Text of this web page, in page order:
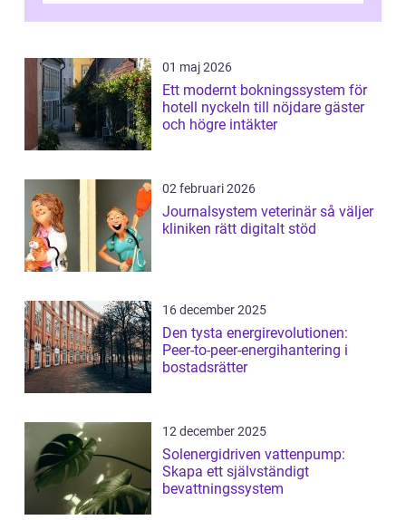
01 maj 2026
Ett modernt bokningssystem för
hotell nyckeln till nöjdare gäster
och högre intäkter
02 februari 2026
Journalsystem veterinär så väljer
kliniken rätt digitalt stöd
16 december 2025
Den tysta energirevolutionen:
Peer-to-peer-energihantering i
bostadsrätter
12 december 2025
Solenergidriven vattenpump:
Skapa ett självständigt
bevattningssystem